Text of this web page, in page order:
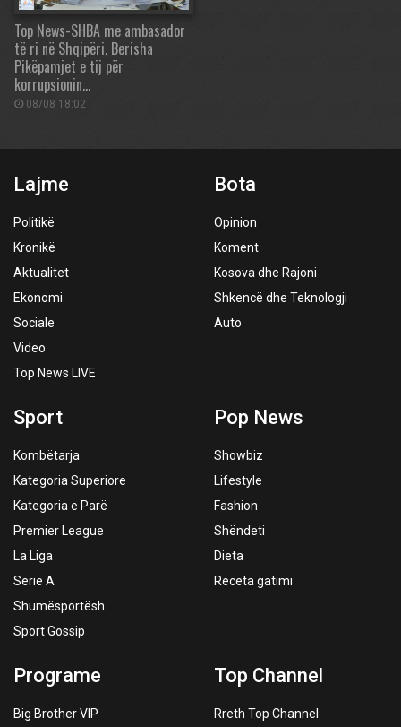
Top News-SHBA me ambasador
të ri në Shqipëri, Berisha
Pikëpamjet e tij për
korrupsionin…
08/08 18:02
Lajme
Politikë
Kronikë
Aktualitet
Ekonomi
Sociale
Video
Top News LIVE
Bota
Opinion
Koment
Kosova dhe Rajoni
Shkencë dhe Teknologji
Auto
Sport
Kombëtarja
Kategoria Superiore
Kategoria e Parë
Premier League
La Liga
Serie A
Shumësportësh
Sport Gossip
Pop News
Showbiz
Lifestyle
Fashion
Shëndeti
Dieta
Receta gatimi
Programe
Big Brother VIP
Top Channel
Rreth Top Channel